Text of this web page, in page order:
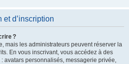
et d’inscription
?
mais les administrateurs peuvent réserver la
En vous inscrivant, vous accédez à des
avatars personnalisés, messagerie privée,